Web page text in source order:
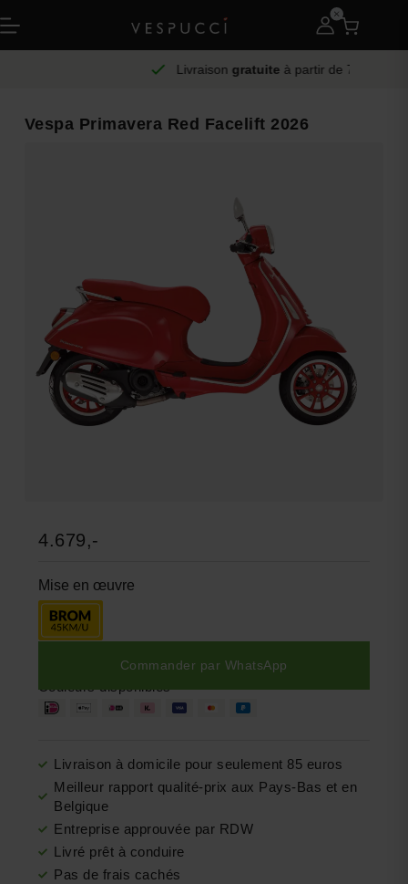
Livraisongratuiteà partir de 75
Vespa Primavera Red Facelift 2026
4.679,-
Mise en œuvre
Couleurs disponibles
Commander par WhatsApp
Livraison à domicile pour seulement 85 euros
Meilleur rapport qualité-prix aux Pays-Bas et en
Belgique
Entreprise approuvée par RDW
Livré prêt à conduire
Pas de frais cachés